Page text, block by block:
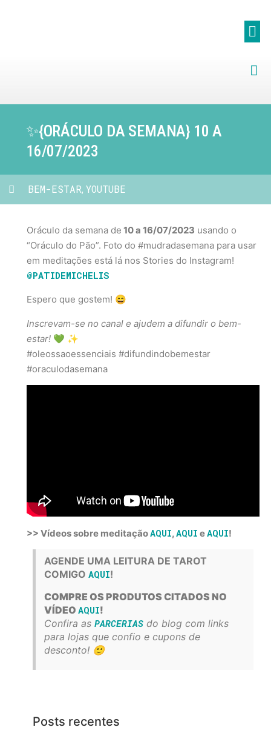
✨️{ORÁCULO DA SEMANA} 10 A
16/07/2023
BEM-ESTAR, YOUTUBE
Oráculo da semana de 10 a 16/07/2023 usando o
“Oráculo do Pão”. Foto do #mudradasemana para usar
em meditações está lá nos Stories do Instagram!
@PATIDEMICHELIS
Espero que gostem! 😄
Inscrevam-se no canal e ajudem a difundir o bem-
estar! 💚 ✨
#oleossaoessenciais #difundindobemestar
#oraculodasemana
>> Vídeos sobre meditaçãoAQUI, AQUI eAQUI!
AGENDE UMA LEITURA DE TAROT
COMIGO AQUI!
COMPRE OS PRODUTOS CITADOS NO
VÍDEO AQUI!
Confira as PARCERIAS do blog com links
para lojas que confio e cupons de
desconto! 🙂
Posts recentes